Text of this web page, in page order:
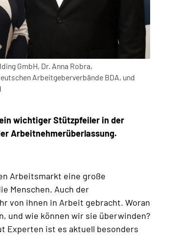
GmbH, Dr. Anna Robra,
Arbeitgeberverbände BDA, und
wichtiger Stützpfeiler in der
Arbeitnehmerüberlassung.
Arbeitsmarkt eine große
Menschen. Auch der
von ihnen in Arbeit gebracht. Woran
und wie können wir sie überwinden?
Experten ist es aktuell besonders